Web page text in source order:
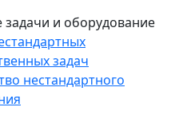
задачи и оборудование
задач
нестандартного